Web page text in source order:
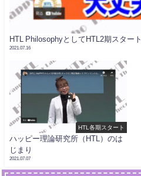
HTL PhilosophyとしてHTL2期スタート
2021.07.16
HTL各期スタート
ハッピー理論研究所（HTL）のは
じまり
2021.07.07